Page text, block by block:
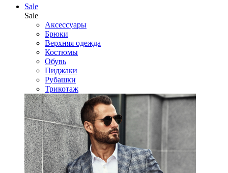
Sale
Sale
Аксессуары
Брюки
Верхняя одежда
Костюмы
Обувь
Пиджаки
Рубашки
Трикотаж